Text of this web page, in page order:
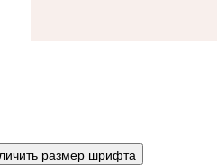
размер шрифта